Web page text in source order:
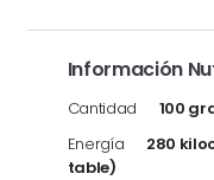
Información
Cantidad
100
Energía
280
table)